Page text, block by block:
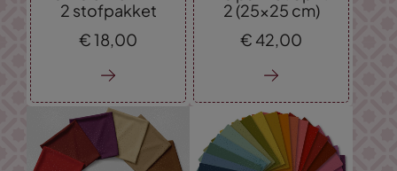
2 stofpakket
€18,00
2 (25x25 cm)
€ 42,00